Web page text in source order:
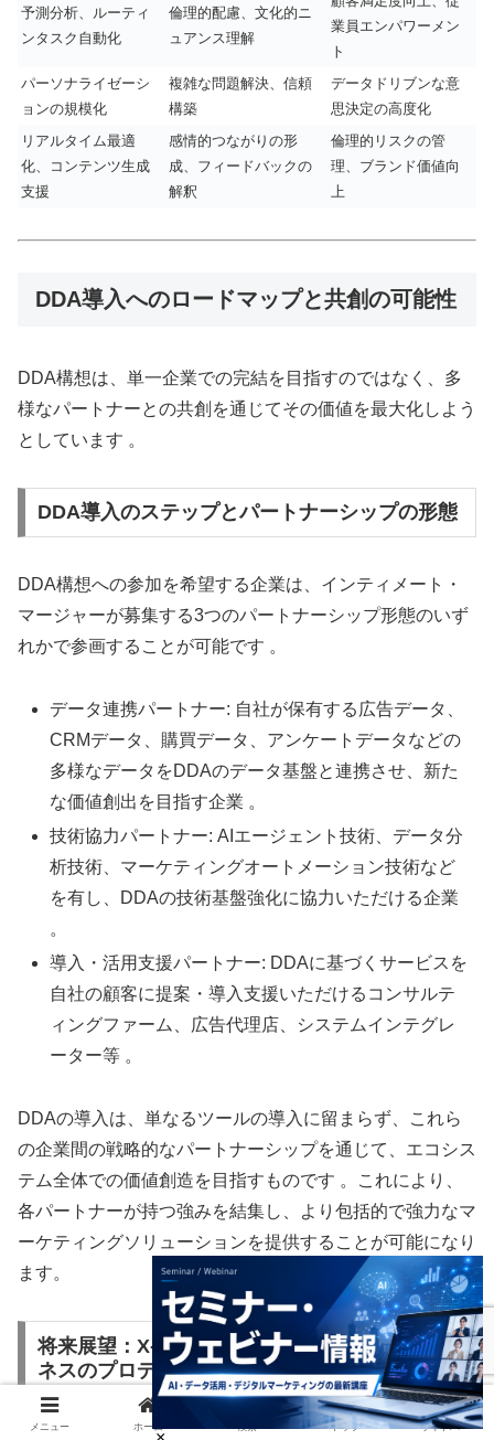
予測分析、ルーティ
ンタスク自動化
倫理的配慮、文化的ニ
ュアンス理解
業員エンパワーメン
ト
パーソナライゼーシ
ョンの規模化
複雑な問題解決、信頼
構築
データドリブンな意
思決定の高度化
リアルタイム最適
化、コンテンツ生成
支援
感情的つながりの形
成、フィードバックの
解釈
倫理的リスクの管
理、ブランド価値向
上
DDA導入へのロードマップと共創の可能性
DDA構想は、単一企業での完結を目指すのではなく、多
様なパートナーとの共創を通じてその価値を最大化しよう
としています 。
DDA導入のステップとパートナーシップの形態
DDA構想への参加を希望する企業は、インティメート・
マージャーが募集する3つのパートナーシップ形態のいず
れかで参画することが可能です 。
データ連携パートナー: 自社が保有する広告データ、
CRMデータ、購買データ、アンケートデータなどの
多様なデータをDDAのデータ基盤と連携させ、新た
な価値創出を目指す企業 。
技術協力パートナー: AIエージェント技術、データ分
析技術、マーケティングオートメーション技術など
を有し、DDAの技術基盤強化に協力いただける企業
。
導入・活用支援パートナー: DDAに基づくサービスを
自社の顧客に提案・導入支援いただけるコンサルテ
ィングファーム、広告代理店、システムインテグレ
ーター等 。
DDAの導入は、単なるツールの導入に留まらず、これら
の企業間の戦略的なパートナーシップを通じて、エコシス
テム全体での価値創造を目指すものです 。これにより、
各パートナーが持つ強みを結集し、より包括的で強力なマ
ーケティングソリューションを提供することが可能になり
ます。
将来展望：X-Tech領域への展開と「データビジ
ネスのプロデューサー集団」
メニュー ホーム 検索 トップ サイドバー